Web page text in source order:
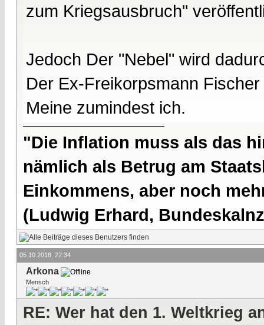
zum Kriegsausbruch"
Jedoch Der "Nebel" wird
Der Ex-Freikorpsmann
Meine zumindest ich.
"Die Inflation muss als das
nämlich als Betrug am
Einkommens, aber noch
(Ludwig Erhard,
05.10.2018, 22:34
Arkona
Mensch
RE: Wer hat den 1. Weltkrieg